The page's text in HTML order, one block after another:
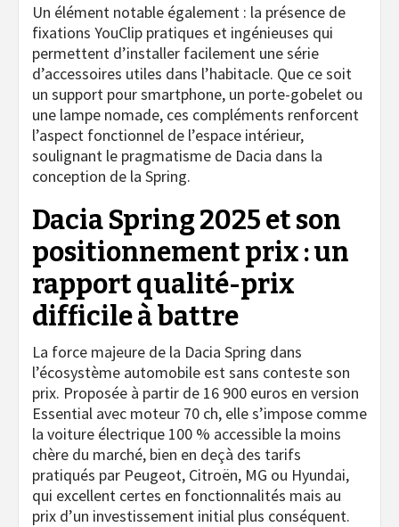
Un élément notable également : la présence de
fixations YouClip pratiques et ingénieuses qui
permettent d’installer facilement une série
d’accessoires utiles dans l’habitacle. Que ce soit
un support pour smartphone, un porte-gobelet ou
une lampe nomade, ces compléments renforcent
l’aspect fonctionnel de l’espace intérieur,
soulignant le pragmatisme de Dacia dans la
conception de la Spring.
Dacia Spring 2025 et son
positionnement prix : un
rapport qualité-prix
difficile à battre
La force majeure de la Dacia Spring dans
l’écosystème automobile est sans conteste son
prix. Proposée à partir de 16 900 euros en version
Essential avec moteur 70 ch, elle s’impose comme
la voiture électrique 100 % accessible la moins
chère du marché, bien en deçà des tarifs
pratiqués par Peugeot, Citroën, MG ou Hyundai,
qui excellent certes en fonctionnalités mais au
prix d’un investissement initial plus conséquent.